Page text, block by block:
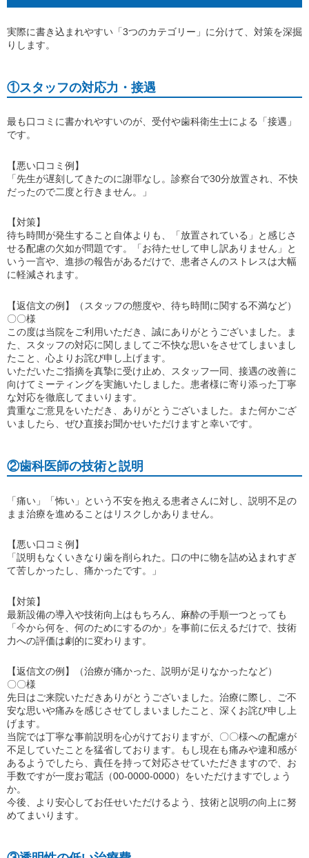
実際に書き込まれやすい「3つのカテゴリー」に分けて、対策を深掘
りします。
①スタッフの対応力・接遇
最も口コミに書かれやすいのが、受付や歯科衛生士による「接遇」
です。
【悪い口コミ例】
「先生が遅刻してきたのに謝罪なし。診察台で30分放置され、不快
だったので二度と行きません。」
【対策】
待ち時間が発生すること自体よりも、「放置されている」と感じさ
せる配慮の欠如が問題です。「お待たせして申し訳ありません」と
いう一言や、進捗の報告があるだけで、患者さんのストレスは大幅
に軽減されます。
【返信文の例】（スタッフの態度や、待ち時間に関する不満など）
〇〇様
この度は当院をご利用いただき、誠にありがとうございました。ま
た、スタッフの対応に関しましてご不快な思いをさせてしまいまし
たこと、心よりお詫び申し上げます。
いただいたご指摘を真摯に受け止め、スタッフ一同、接遇の改善に
向けてミーティングを実施いたしました。患者様に寄り添った丁寧
な対応を徹底してまいります。
貴重なご意見をいただき、ありがとうございました。また何かござ
いましたら、ぜひ直接お聞かせいただけますと幸いです。
②歯科医師の技術と説明
「痛い」「怖い」という不安を抱える患者さんに対し、説明不足の
まま治療を進めることはリスクしかありません。
【悪い口コミ例】
「説明もなくいきなり歯を削られた。口の中に物を詰め込まれすぎ
て苦しかったし、痛かったです。」
【対策】
最新設備の導入や技術向上はもちろん、麻酔の手順一つとっても
「今から何を、何のためにするのか」を事前に伝えるだけで、技術
力への評価は劇的に変わります。
【返信文の例】（治療が痛かった、説明が足りなかったなど）
〇〇様
先日はご来院いただきありがとうございました。治療に際し、ご不
安な思いや痛みを感じさせてしまいましたこと、深くお詫び申し上
げます。
当院では丁寧な事前説明を心がけておりますが、〇〇様への配慮が
不足していたことを猛省しております。もし現在も痛みや違和感が
あるようでしたら、責任を持って対応させていただきますので、お
手数ですが一度お電話（00-0000-0000）をいただけますでしょう
か。
今後、より安心してお任せいただけるよう、技術と説明の向上に努
めてまいります。